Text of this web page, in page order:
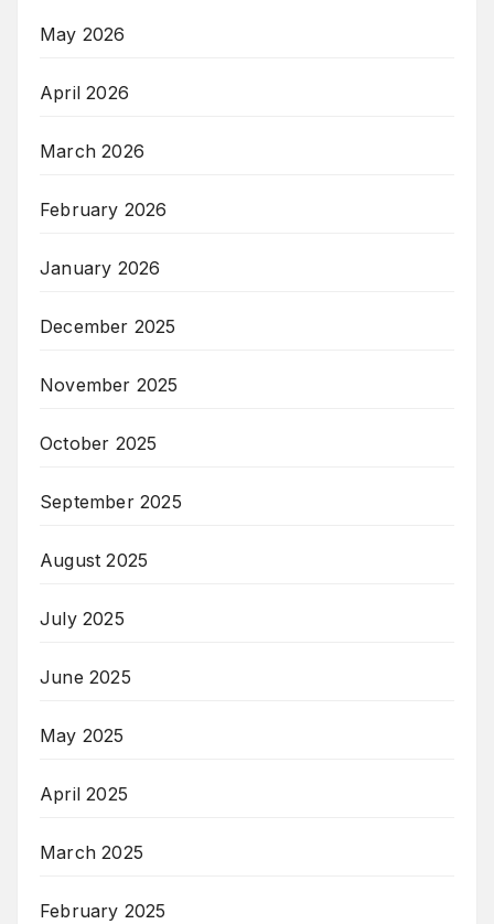
May 2026
April 2026
March 2026
February 2026
January 2026
December 2025
November 2025
October 2025
September 2025
August 2025
July 2025
June 2025
May 2025
April 2025
March 2025
February 2025